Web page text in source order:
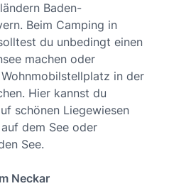
Baden-
Beim Camping in
du unbedingt einen
machen oder
in der
Hier kannst du
schönen Liegewiesen
dem See oder
See.
Neckar